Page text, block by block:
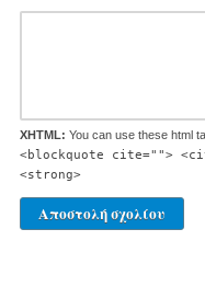
XHTML: You can use these html
<blockquote cite="">
<strong>